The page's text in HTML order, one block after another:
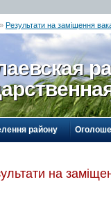
» Результати на заміщення
району
на